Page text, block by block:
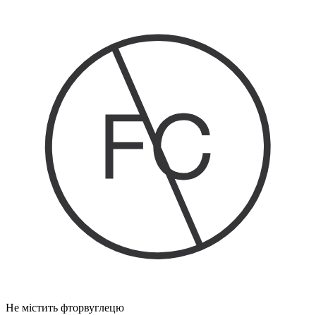
Не містить фторвуглецю